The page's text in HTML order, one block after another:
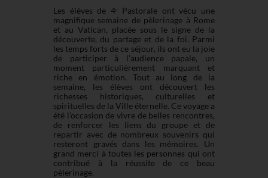
Les élèves de 4ᵉ Pastorale ont vécu une
magnifique semaine de pèlerinage à Rome
et au Vatican, placée sous le signe de la
découverte, du partage et de la foi. Parmi
les temps forts de ce séjour, ils ont eu la joie
de participer à l’audience papale, un
moment particulièrement marquant et
riche en émotion. Tout au long de la
semaine, les élèves ont découvert les
richesses historiques, culturelles et
spirituelles de la Ville éternelle. Ce voyage a
été l’occasion de vivre de belles rencontres,
de renforcer les liens du groupe et de
repartir avec de nombreux souvenirs qui
resteront gravés dans les mémoires. Un
grand merci à toutes les personnes qui ont
contribué à la réussite de ce beau
pèlerinage.